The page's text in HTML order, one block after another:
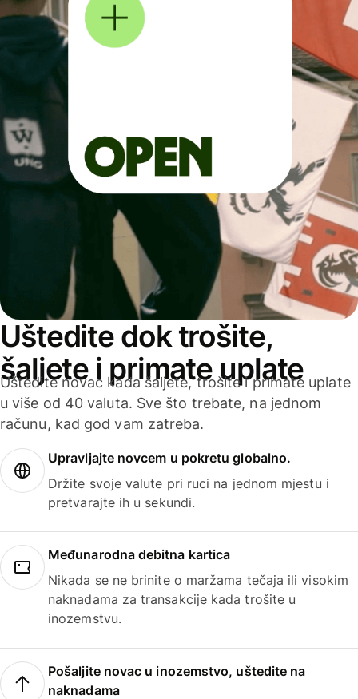
Uštedite dok trošite,
šaljete i primate uplate
Uštedite novac kada šaljete, trošite i primate uplate
u više od 40 valuta. Sve što trebate, na jednom
računu, kad god vam zatreba.
Upravljajte novcem u pokretu globalno.
Držite svoje valute pri ruci na jednom mjestu i
pretvarajte ih u sekundi.
Međunarodna debitna kartica
Nikada se ne brinite o maržama tečaja ili visokim
naknadama za transakcije kada trošite u
inozemstvu.
Pošaljite novac u inozemstvo, uštedite na
naknadama